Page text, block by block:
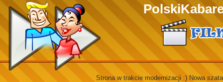
Strona w trakcie modernizacji :) Nowa